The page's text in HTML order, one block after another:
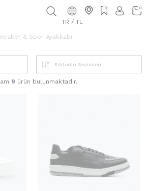
TR / TL
0 0
& Spor Ayakkabı
9 ürün bulunmaktadır.